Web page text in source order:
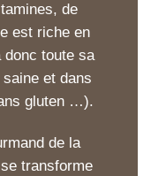
de
est riche en
donc toute sa
et dans
gluten …).
de la
transforme